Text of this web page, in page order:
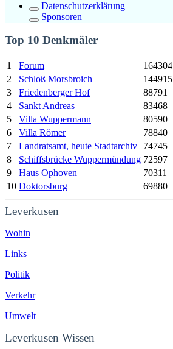
Datenschutzerklärung
Sponsoren
Top 10 Denkmäler
1 Forum
164304
2
Schloß Morsbroich
144915
3
Friedenberger Hof
88791
4
Sankt Andreas
83468
5
Villa Wuppermann
80590
6
Villa Römer
78840
7
Landratsamt, heute Stadtarchiv
74745
8
Schiffsbrücke Wuppermündung 72597
9
Haus Ophoven
70311
10 Doktorsburg 69880
Leverkusen
Wohin
Links
Politik
Verkehr
Umwelt
Leverkusen Wissen